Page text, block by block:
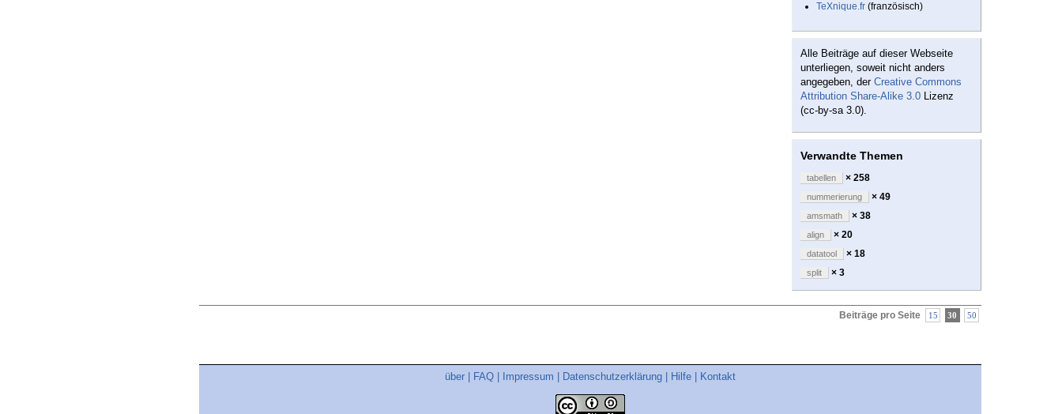
TeXnique.fr (französisch)
Alle Beiträge auf dieser Webseite
unterliegen, soweit nicht anders
angegeben, der Creative Commons
Attribution Share-Alike 3.0 Lizenz
(cc-by-sa 3.0).
Verwandte Themen
tabellen × 258
nummerierung × 49
amsmath × 38
align × 20
datatool × 18
split × 3
Beiträge pro Seite 15 30 50
über FAQ Impressum Datenschutzerklärung Hilfe Kontakt